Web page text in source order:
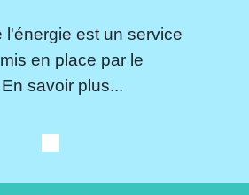
l'énergie est un service
en place par le
savoir plus...